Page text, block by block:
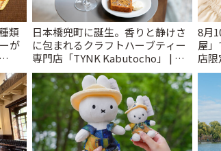
類
が
日本橋兜町に誕生。香りと静けさ
に包まれるクラフトハーブティー
専門店「TYNK Kabutocho」 | こ
とりっぷ
8月
屋
店